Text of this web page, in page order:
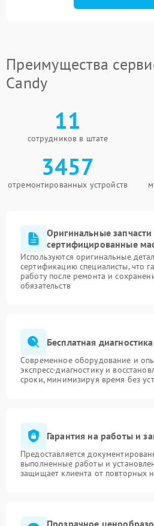
Преимущества
Candy
11
сотрудников в штате
3457
отремонтированных устройств
Оригинальные запчасти
сертифицированные
Используются оригинальные
сертификацию специалисты, что
работу после ремонта и
обязательств
Бесплатная
Современное оборудование и
экспресс-диагностику и
сроки, минимизируя время без
Гарантия на работы и
Предоставляется
выполненные работы и
защищает клиента от повторных
Прозрачное